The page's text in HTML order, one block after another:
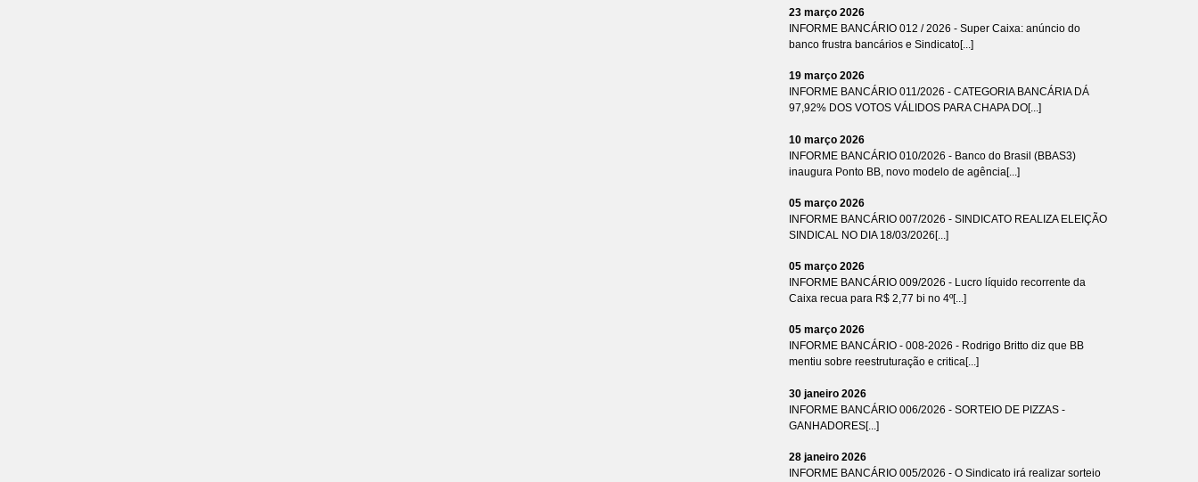
23 março 2026
INFORME BANCÁRIO 012 / 2026 - Super Caixa: anúncio do
banco frustra bancários e Sindicato[...]
19 março 2026
INFORME BANCÁRIO 011/2026 - CATEGORIA BANCÁRIA DÁ
97,92% DOS VOTOS VÁLIDOS PARA CHAPA DO[...]
10 março 2026
INFORME BANCÁRIO 010/2026 - Banco do Brasil (BBAS3)
inaugura Ponto BB, novo modelo de agência[...]
05 março 2026
INFORME BANCÁRIO 007/2026 - SINDICATO REALIZA ELEIÇÃO
SINDICAL NO DIA 18/03/2026[...]
05 março 2026
INFORME BANCÁRIO 009/2026 - Lucro líquido recorrente da
Caixa recua para R$ 2,77 bi no 4º[...]
05 março 2026
INFORME BANCÁRIO - 008-2026 - Rodrigo Britto diz que BB
mentiu sobre reestruturação e critica[...]
30 janeiro 2026
INFORME BANCÁRIO 006/2026 - SORTEIO DE PIZZAS -
GANHADORES[...]
28 janeiro 2026
INFORME BANCÁRIO 005/2026 - O Sindicato irá realizar sorteio